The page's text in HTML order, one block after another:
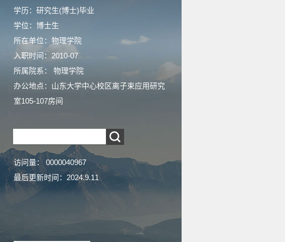
学历：研究生(博士)毕业
学位：博士生
所在单位：物理学院
入职时间：2010-07
所属院系： 物理学院
办公地点：山东大学中心校区离子束应用研究
室105-107房间
访问量： 0000040967
最后更新时间： 2024.9.11